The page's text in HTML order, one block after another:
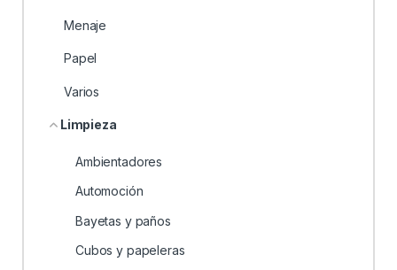
Menaje
Papel
Varios
Limpieza
Ambientadores
Automoción
Bayetas y paños
Cubos y papeleras